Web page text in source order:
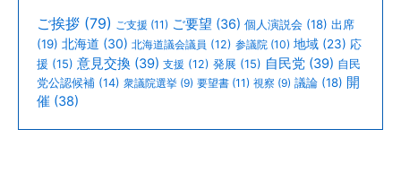
ご挨拶 (79) ご支援 (11) ご要望 (36) 個人演説会 (18) 出席
(19) 北海道 (30) 北海道議会議員 (12) 参議院 (10) 地域 (23) 応
援 (15) 意見交換 (39) 支援 (12) 発展 (15) 自民党 (39) 自民
党公認候補 (14) 衆議院選挙 (9) 要望書 (11) 視察 (9) 議論 (18) 開
催 (38)